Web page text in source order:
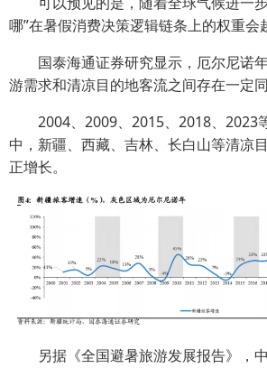
哪”在暑假消费决策逻辑链条上的权重会
国泰海通证券研究显示，厄尔尼诺
游需求和清凉目的地客流之间存在一定同
2004、2009、2015、2018、2023
中，新疆、西藏、吉林、长白山等清凉
正增长。
另据《全国避暑旅游发展报告》，